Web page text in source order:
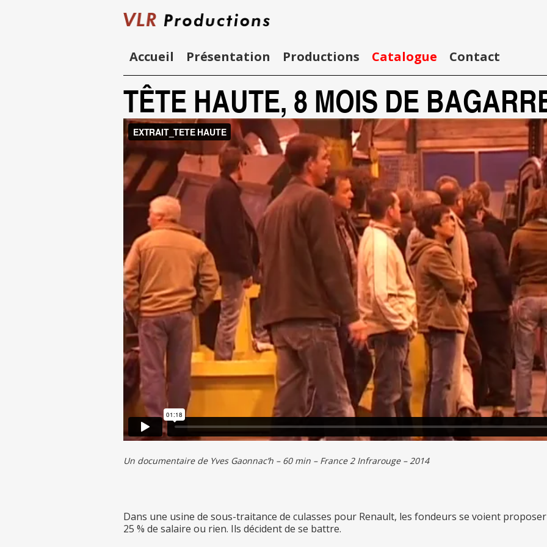
Accueil Présentation Productions Catalogue Contact
TÊTE HAUTE, 8 MOIS DE
Un documentaire de Yves Gaonnac’h – 60 min – France 2 Infrarouge – 2014
Dans une usine de sous-traitance de culasses pour Renault, les fondeurs se voient
25 % de salaire ou rien. Ils décident de se battre.